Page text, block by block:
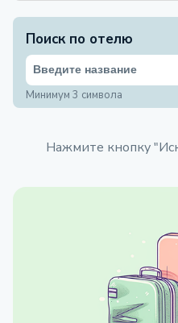
Поиск по отелю
Минимум 3 символа
Нажмите кнопку